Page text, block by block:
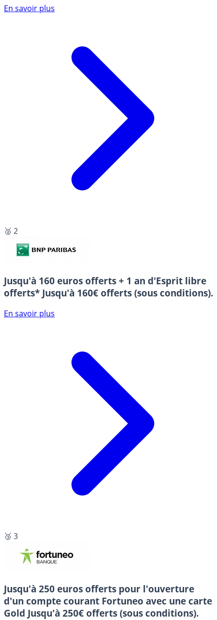
En savoir plus
🥈 2
Jusqu'à 160 euros offerts + 1 an d'Esprit libre
offerts* Jusqu'à 160€ offerts (sous conditions).
En savoir plus
🥉 3
Jusqu'à 250 euros offerts pour l'ouverture
d'un compte courant Fortuneo avec une carte
Gold Jusqu'à 250€ offerts (sous conditions).